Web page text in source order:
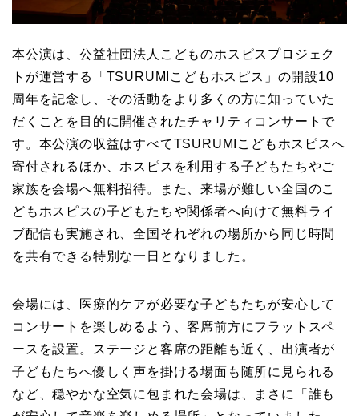
本公演は、公益社団法人こどものホスピスプロジェク
トが運営する「TSURUMIこどもホスピス」の開設10
周年を記念し、その活動をより多くの方に知っていた
だくことを目的に開催されたチャリティコンサートで
す。本公演の収益はすべてTSURUMIこどもホスピスへ
寄付されるほか、ホスピスを利用する子どもたちやご
家族を会場へ無料招待。また、来場が難しい全国のこ
どもホスピスの子どもたちや関係者へ向けて無料ライ
ブ配信も実施され、全国それぞれの場所から同じ時間
を共有できる特別な一日となりました。
会場には、医療的ケアが必要な子どもたちが安心して
コンサートを楽しめるよう、客席前方にフラットスペ
ースを設置。ステージと客席の距離も近く、出演者が
子どもたちへ優しく声を掛ける場面も随所に見られる
など、穏やかな空気に包まれた会場は、まさに「誰も